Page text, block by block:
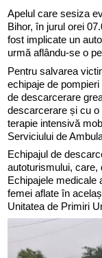
Apelul care sesiza
Bihor, în jurul orei
fost implicate un
urmă aflându-se o
Pentru salvarea
echipaje de
de descarcerare
descarcerare și cu
terapie intensivă
Serviciului de
Echipajul de
autoturismului, care,
Echipajele medicale
femei aflate în
Unitatea de Primiri